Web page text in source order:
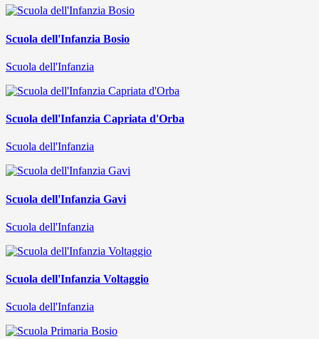
Scuola dell'Infanzia Bosio
Scuola dell'Infanzia
Scuola dell'Infanzia Capriata d'Orba
Scuola dell'Infanzia
Scuola dell'Infanzia Gavi
Scuola dell'Infanzia
Scuola dell'Infanzia Voltaggio
Scuola dell'Infanzia